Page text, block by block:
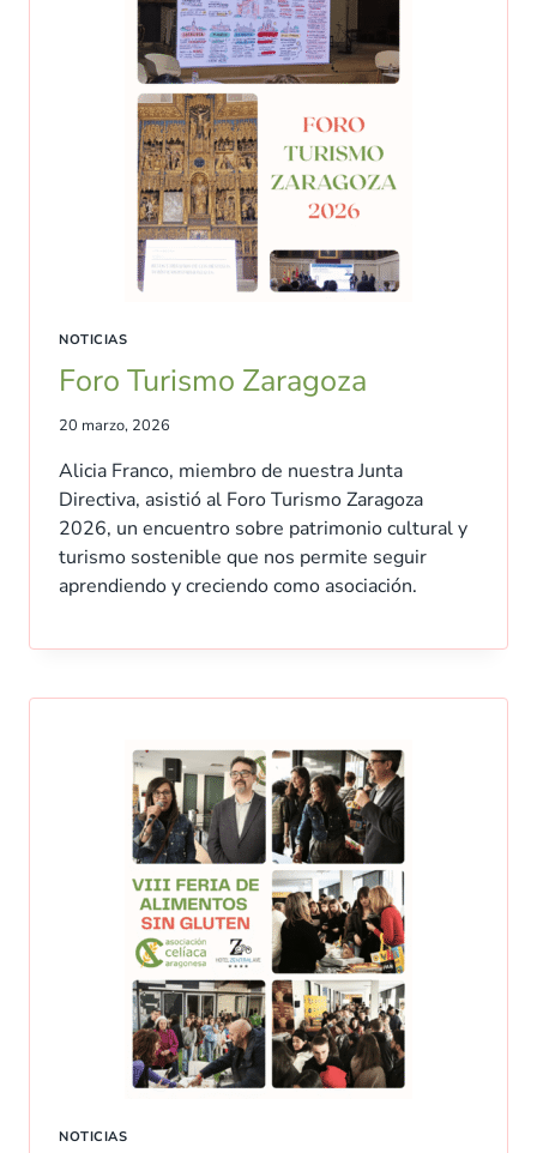
NOTICIAS
Foro Turismo Zaragoza
20 marzo, 2026
Alicia Franco, miembro de nuestra Junta
Directiva, asistió al Foro Turismo Zaragoza
2026, un encuentro sobre patrimonio cultural y
turismo sostenible que nos permite seguir
aprendiendo y creciendo como asociación.
NOTICIAS